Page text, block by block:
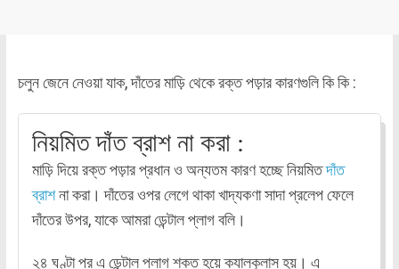
চলুন জেনে নেওয়া যাক, দাঁতের মাড়ি থেকে রক্ত পড়ার কারণগুলি কি কি :
নিয়মিত দাঁত ব্রাশ না করা :
মাড়ি দিয়ে রক্ত পড়ার প্রধান ও অন্যতম কারণ হচ্ছে নিয়মিতদাঁত
ব্রাশনা করা। দাঁতের ওপর লেগে থাকা খাদ্যকণা সাদা প্রলেপ ফেলে
দাঁতের উপর, যাকে আমরা ডেন্টাল প্লাগ বলি।
২৪ ঘণ্টা পর এ ডেন্টাল প্লাগ শক্ত হয়ে ক্যালকুলাস হয়। এ